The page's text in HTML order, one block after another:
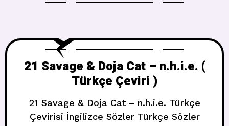
21 Savage & Doja Cat – ​n.h.i.e. (
Türkçe Çeviri )
21 Savage & Doja Cat – ​n.h.i.e. Türkçe
Çevirisi İngilizce Sözler Türkçe Sözler